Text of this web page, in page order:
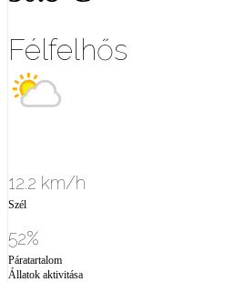
Félfelhős
12.2 km/h
Szél
52%
Páratartalom
Állatok aktivitása